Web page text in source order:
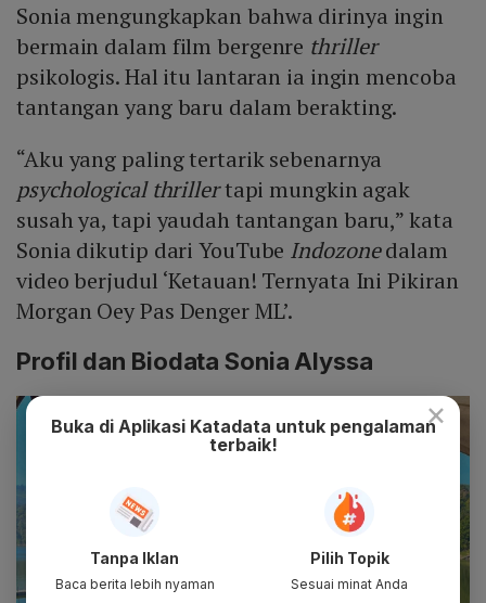
Sonia mengungkapkan bahwa dirinya ingin
bermain dalam film bergenre thriller
psikologis. Hal itu lantaran ia ingin mencoba
tantangan yang baru dalam berakting.
“Aku yang paling tertarik sebenarnya
psychological thrillertapi mungkin agak
susah ya, tapi yaudah tantangan baru,” kata
Sonia dikutip dari YouTube Indozonedalam
video berjudul ‘Ketauan! Ternyata Ini Pikiran
Morgan Oey Pas Denger ML’.
Profil dan Biodata Sonia Alyssa
×
Buka di Aplikasi Katadata untuk pengalaman
terbaik!
Tanpa Iklan
Baca berita lebih nyaman
Pilih Topik
Sesuai minat Anda